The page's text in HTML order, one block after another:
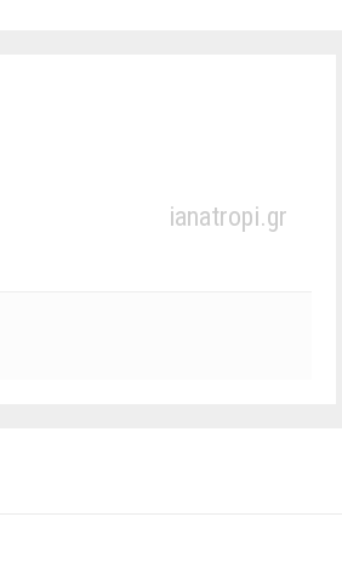
ianatropi.gr